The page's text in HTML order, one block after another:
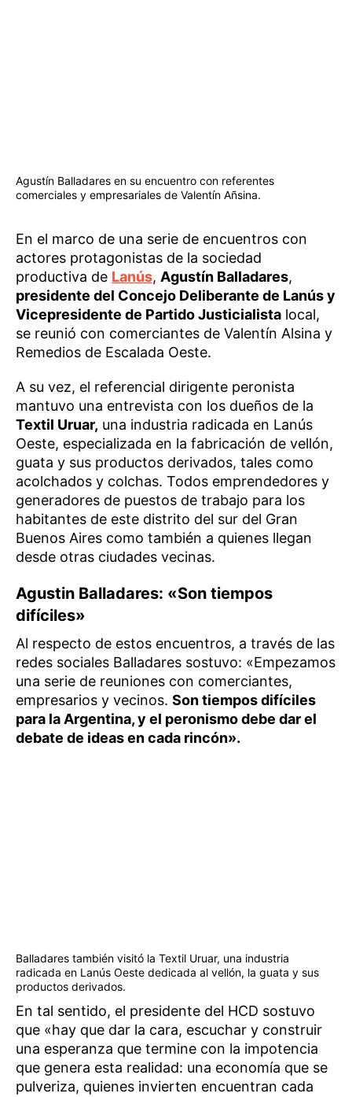
Agustín Balladares en su encuentro con referentes
comerciales y empresariales de Valentín Añsina.
En el marco de una serie de encuentros con
actores protagonistas de la sociedad
productiva de Lanús, Agustín Balladares,
presidente del Concejo Deliberante de Lanús y
Vicepresidente de Partido Justicialista local,
se reunió con comerciantes de Valentín Alsina y
Remedios de Escalada Oeste.
A su vez, el referencial dirigente peronista
mantuvo una entrevista con los dueños de la
Textil Uruar, una industria radicada en Lanús
Oeste, especializada en la fabricación de vellón,
guata y sus productos derivados, tales como
acolchados y colchas. Todos emprendedores y
generadores de puestos de trabajo para los
habitantes de este distrito del sur del Gran
Buenos Aires como también a quienes llegan
desde otras ciudades vecinas.
Agustin Balladares: «Son tiempos
difíciles»
Al respecto de estos encuentros, a través de las
redes sociales Balladares sostuvo: «Empezamos
una serie de reuniones con comerciantes,
empresarios y vecinos. Son tiempos difíciles
para la Argentina, y el peronismo debe dar el
debate de ideas en cada rincón».
Balladares también visitó la Textil Uruar, una industria
radicada en Lanús Oeste dedicada al vellón, la guata y sus
productos derivados.
En tal sentido, el presidente del HCD sostuvo
que «hay que dar la cara, escuchar y construir
una esperanza que termine con la impotencia
que genera esta realidad: una economía que se
pulveriza, quienes invierten encuentran cada